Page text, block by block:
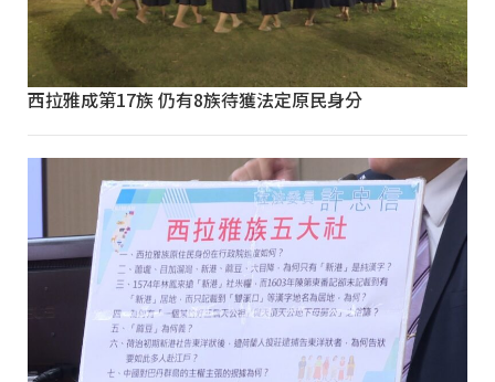
西拉雅成第17族 仍有8族待獲法定原民身分